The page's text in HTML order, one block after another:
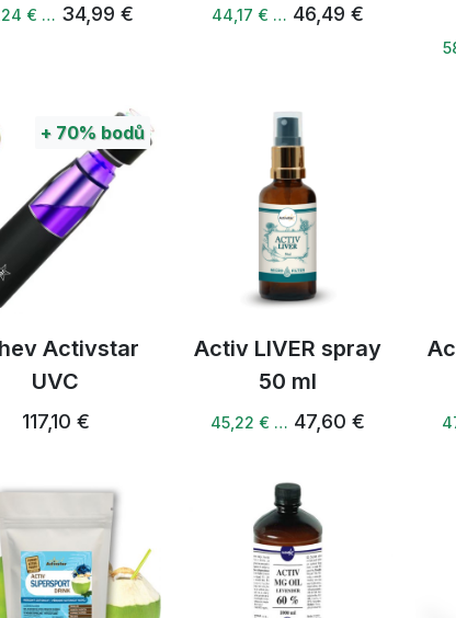
€ … 34,99 € 44,17 € … 46,49 €
+ 70%bodů
Activstar
UVC
117,10 €
Activ LIVER spray
50 ml
45,22 € … 47,60 €